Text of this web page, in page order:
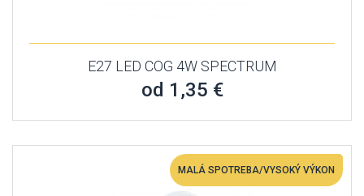
E27 LED COG 4W SPECTRUM
od 1,35 €
MALÁ SPOTREBA/VYSOKÝ VÝKON